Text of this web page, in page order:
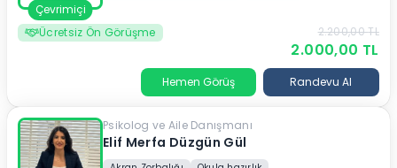
Çevrimiçi
Ücretsiz Ön Görüşme 2.200,00TL
2.000,00 TL
Hemen Görüş Randevu Al
Elif Merfa Düzgün Gül
Psikolog ve Aile Danışmanı